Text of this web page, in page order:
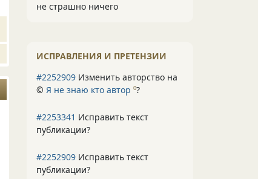
не страшно ничего
ИСПРАВЛЕНИЯ И ПРЕТЕНЗИИ
#2252909 Изменить авторство на
© Я не знаю кто автор 0?
#2253341 Исправить текст
публикации?
#2252909 Исправить текст
публикации?